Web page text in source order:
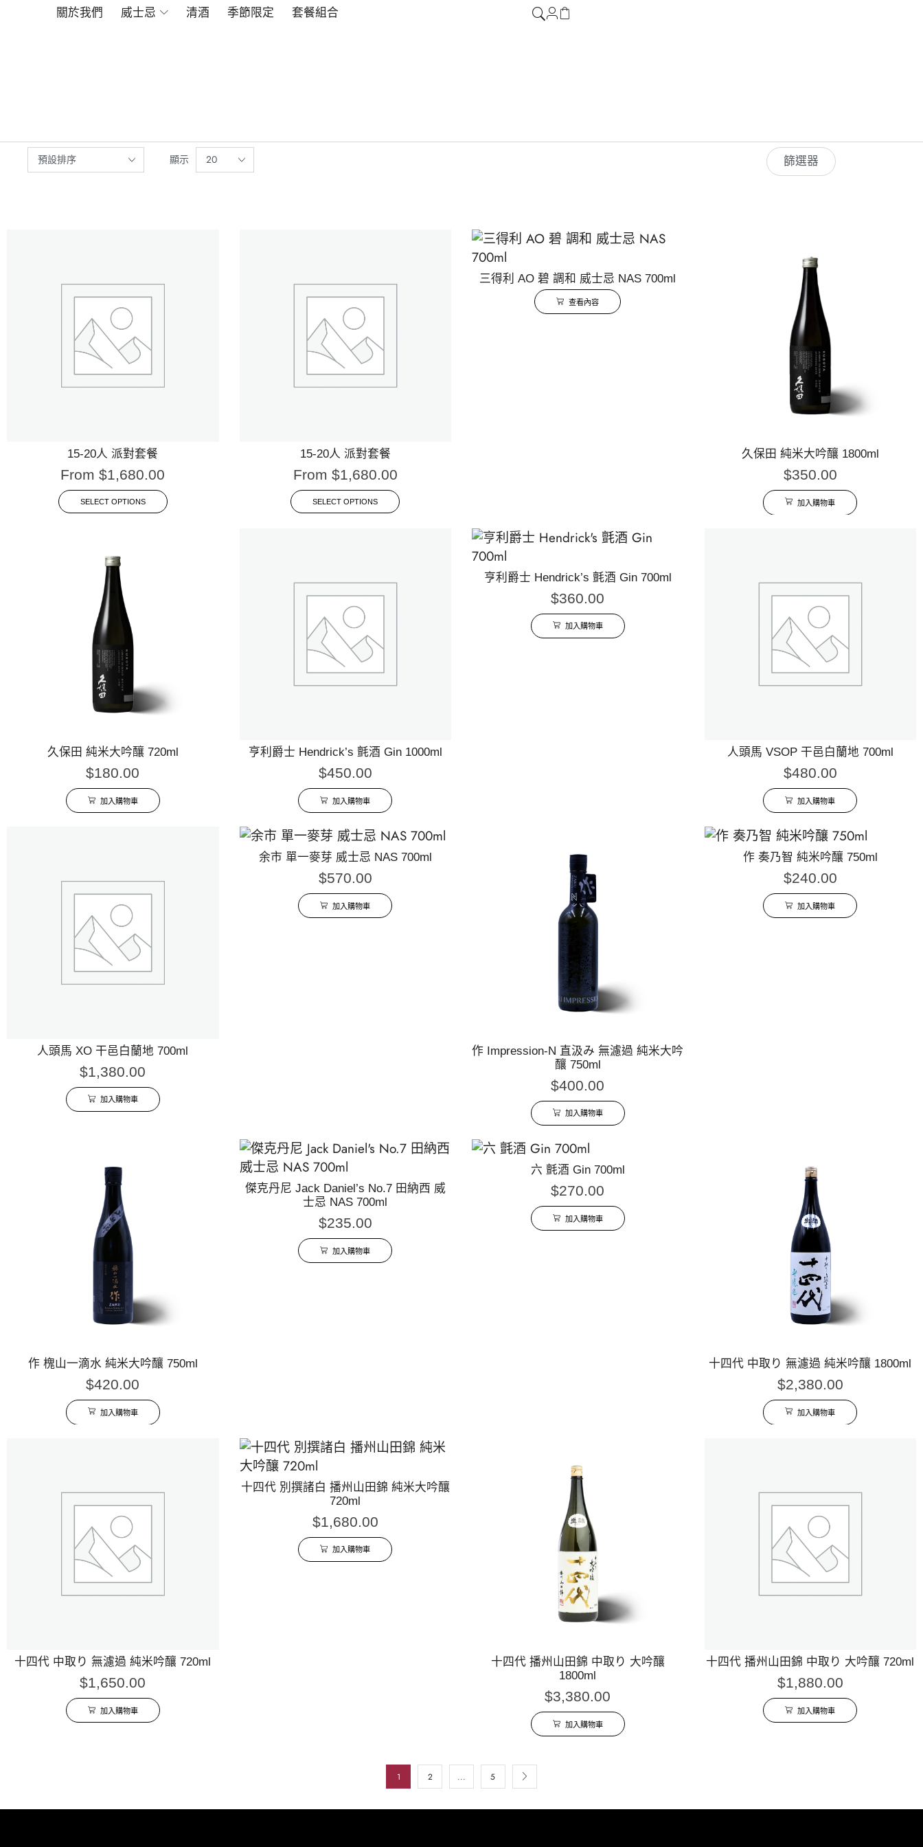
關於我們 威士忌 清酒 季節限定 套餐組合
顯示 篩選器
15-20人 派對套餐
From$1,680.00
SELECT OPTIONS
15-20人 派對套餐
From $1,680.00
SELECT OPTIONS
三得利 AO 碧 調和 威士忌 NAS 700ml
查看內容
久保田 純米大吟釀 1800ml
$350.00
加入購物車
久保田 純米大吟釀 720ml
$180.00
加入購物車
亨利爵士 Hendrick’s 氈酒 Gin 1000ml
$450.00
加入購物車
亨利爵士 Hendrick’s 氈酒 Gin 700ml
$360.00
加入購物車
人頭馬 VSOP 干邑白蘭地 700ml
$480.00
加入購物車
人頭馬 XO 干邑白蘭地 700ml
$1,380.00
加入購物車
余市 單一麥芽 威士忌 NAS 700ml
$570.00
加入購物車
作 Impression-N 直汲み 無濾過 純米大吟
釀 750ml
$400.00
加入購物車
作 奏乃智 純米吟釀 750ml
$240.00
加入購物車
作 槐山一滴水 純米大吟釀 750ml
$420.00
加入購物車
傑克丹尼 Jack Daniel’s No.7 田納西 威
士忌 NAS 700ml
$235.00
加入購物車
六 氈酒 Gin 700ml
$270.00
加入購物車
十四代 中取り 無濾過 純米吟釀 1800ml
$2,380.00
加入購物車
十四代 中取り 無濾過 純米吟釀 720ml
$1,650.00
加入購物車
十四代 別撰諸白 播州山田錦 純米大吟釀
720ml
$1,680.00
加入購物車
十四代 播州山田錦 中取り 大吟釀
1800ml
$3,380.00
加入購物車
十四代 播州山田錦 中取り 大吟釀 720ml
$1,880.00
加入購物車
1 2 ... 5